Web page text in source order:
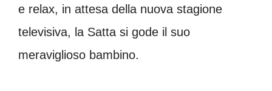
e relax, in attesa della nuova stagione
televisiva, la Satta si gode il suo
meraviglioso bambino.